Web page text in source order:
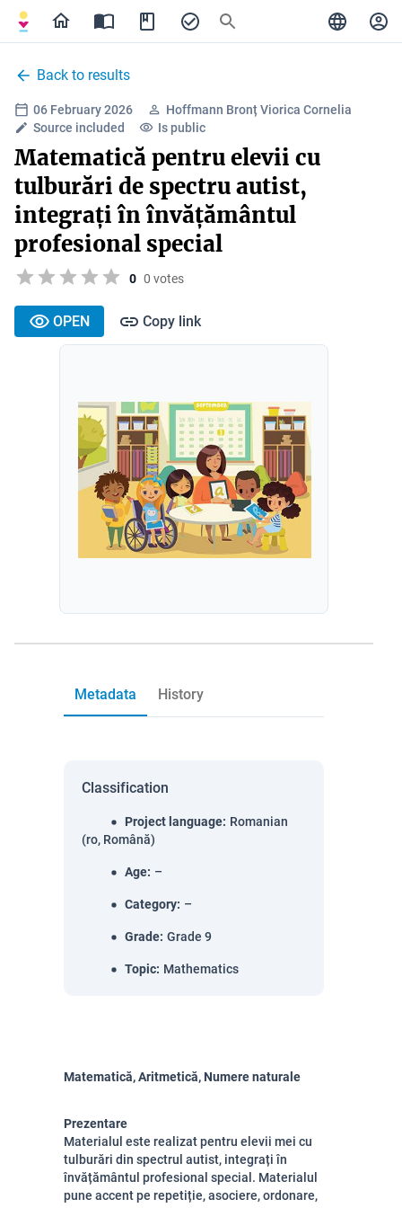
Back to results
06 February 2026
Hoffmann Bronț Viorica Cornelia
Source included
Is public
Matematică pentru elevii cu
tulburări de spectru autist,
integrați în învățământul
profesional special
0 0 votes
OPEN Copy link
Metadata History
Classification
Project language: Romanian
(ro, Română)
Age: –
Category: –
Grade: Grade 9
Topic: Mathematics
Matematică, Aritmetică, Numere naturale
Prezentare
Materialul este realizat pentru elevii mei cu
tulburări din spectrul autist, integrați în
învățământul profesional special. Materialul
pune accent pe repetiție, asociere, ordonare,